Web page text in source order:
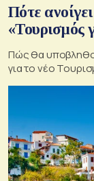
Πότε
«Τουρισμός
Πώς θα
για το νέο